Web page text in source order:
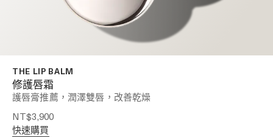
THE LIP BALM
修護唇霜
護唇膏推薦，潤澤雙唇，改善乾燥
NT$3,900
快速購買